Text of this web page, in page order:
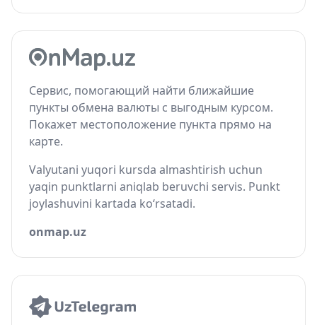
Сервис, помогающий найти ближайшие
пункты обмена валюты с выгодным курсом.
Покажет местоположение пункта прямо на
карте.
Valyutani yuqori kursda almashtirish uchun
yaqin punktlarni aniqlab beruvchi servis. Punkt
joylashuvini kartada ko‘rsatadi.
onmap.uz